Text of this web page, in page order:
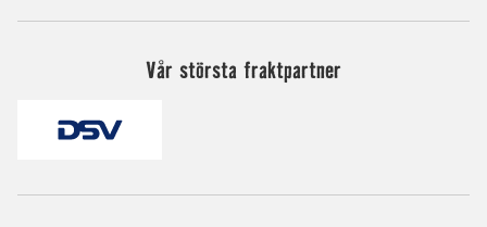
Vår största fraktpartner